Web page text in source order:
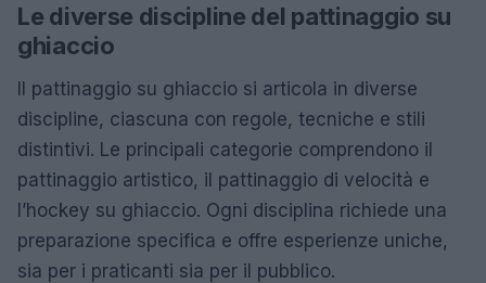
Le diverse discipline del pattinaggio su
ghiaccio
Il pattinaggio su ghiaccio si articola in diverse
discipline, ciascuna con regole, tecniche e stili
distintivi. Le principali categorie comprendono il
pattinaggio artistico, il pattinaggio di velocità e
l’hockey su ghiaccio. Ogni disciplina richiede una
preparazione specifica e offre esperienze uniche,
sia per i praticanti sia per il pubblico.